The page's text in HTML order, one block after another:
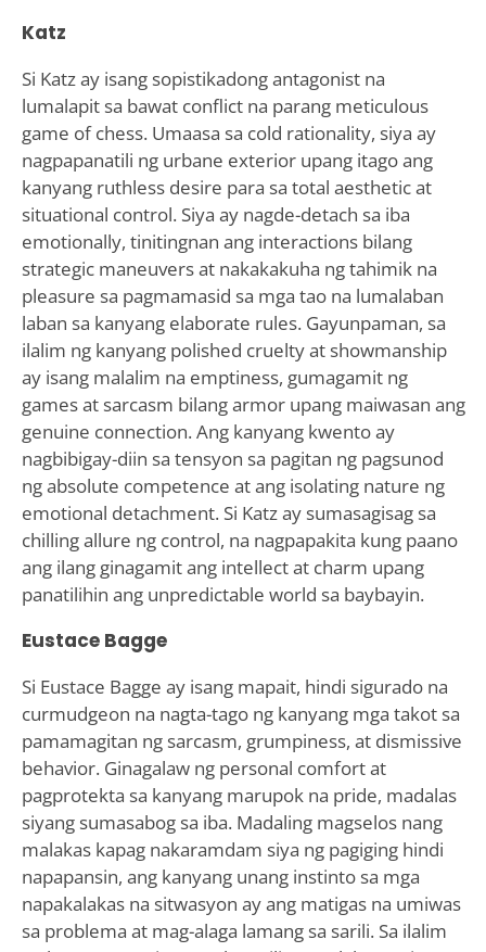
Katz
Si Katz ay isang sopistikadong antagonist na
lumalapit sa bawat conflict na parang meticulous
game of chess. Umaasa sa cold rationality, siya ay
nagpapanatili ng urbane exterior upang itago ang
kanyang ruthless desire para sa total aesthetic at
situational control. Siya ay nagde-detach sa iba
emotionally, tinitingnan ang interactions bilang
strategic maneuvers at nakakakuha ng tahimik na
pleasure sa pagmamasid sa mga tao na lumalaban
laban sa kanyang elaborate rules. Gayunpaman, sa
ilalim ng kanyang polished cruelty at showmanship
ay isang malalim na emptiness, gumagamit ng
games at sarcasm bilang armor upang maiwasan ang
genuine connection. Ang kanyang kwento ay
nagbibigay-diin sa tensyon sa pagitan ng pagsunod
ng absolute competence at ang isolating nature ng
emotional detachment. Si Katz ay sumasagisag sa
chilling allure ng control, na nagpapakita kung paano
ang ilang ginagamit ang intellect at charm upang
panatilihin ang unpredictable world sa baybayin.
Eustace Bagge
Si Eustace Bagge ay isang mapait, hindi sigurado na
curmudgeon na nagta-tago ng kanyang mga takot sa
pamamagitan ng sarcasm, grumpiness, at dismissive
behavior. Ginagalaw ng personal comfort at
pagprotekta sa kanyang marupok na pride, madalas
siyang sumasabog sa iba. Madaling magselos nang
malakas kapag nakaramdam siya ng pagiging hindi
napapansin, ang kanyang unang instinto sa mga
napakalakas na sitwasyon ay ang matigas na umiwas
sa problema at mag-alaga lamang sa sarili. Sa ilalim